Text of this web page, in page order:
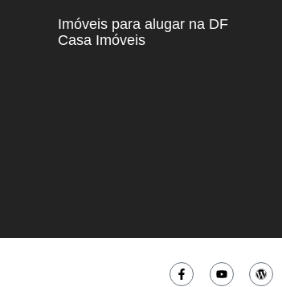
Imóveis para alugar na DF
Casa Imóveis